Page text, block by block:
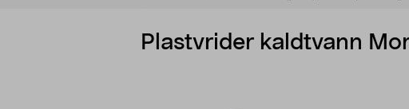
Plastvrider kaldtvann